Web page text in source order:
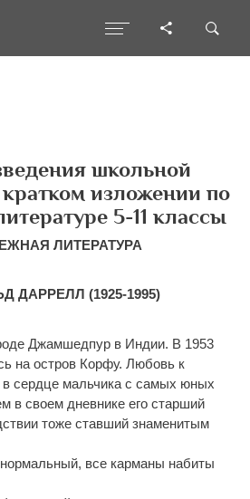
школьной
изложении по
5-11 классы
ЛИТЕРАТУРА
ДАРРЕЛЛ (1925-1995)
Джамшедпур в Индии. В 1953
на остров Корфу. Любовь к
сердце мальчика с самых юных
в своем дневнике его старший
тоже ставший знаменитым
все карманы набиты